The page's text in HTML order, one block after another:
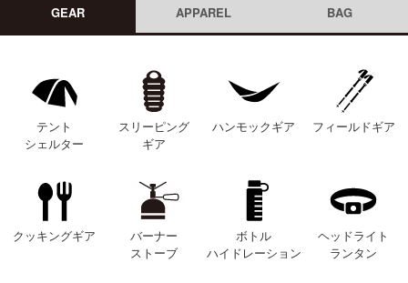
GEAR APPAREL BAG
テント
シェルター
スリーピング
ギア
ハンモックギア フィールドギア
クッキングギア
バーナー
ストーブ
ボトル
ハイドレーション
ヘッドライト
ランタン